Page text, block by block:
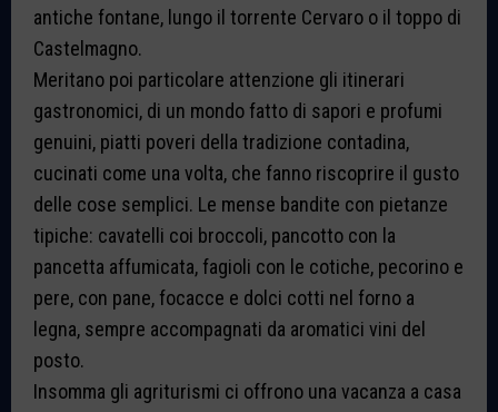
antiche fontane, lungo il torrente Cervaro o il toppo di
Castelmagno.
Meritano poi particolare attenzione gli itinerari
gastronomici, di un mondo fatto di sapori e profumi
genuini, piatti poveri della tradizione contadina,
cucinati come una volta, che fanno riscoprire il gusto
delle cose semplici. Le mense bandite con pietanze
tipiche: cavatelli coi broccoli, pancotto con la
pancetta affumicata, fagioli con le cotiche, pecorino e
pere, con pane, focacce e dolci cotti nel forno a
legna, sempre accompagnati da aromatici vini del
posto.
Insomma gli agriturismi ci offrono una vacanza a casa